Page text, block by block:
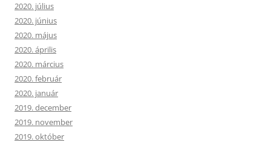
2020. július
2020. június
2020. május
2020. április
2020. március
2020. február
2020. január
2019. december
2019. november
2019. október